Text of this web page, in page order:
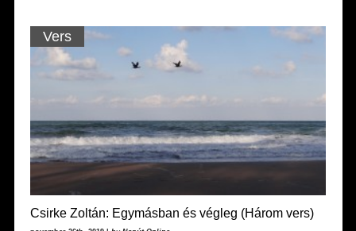
Vers
Csirke Zoltán: Egymásban és végleg (Három vers)